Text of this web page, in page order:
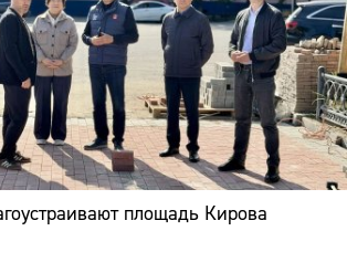
площадь Кирова